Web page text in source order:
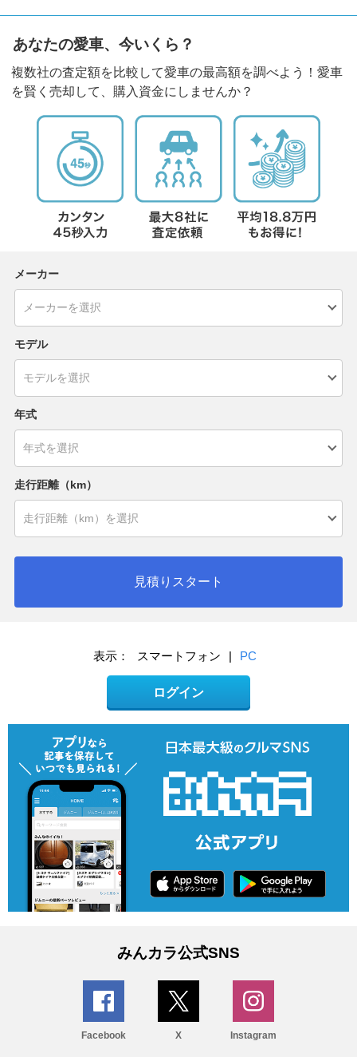
あなたの愛車、今いくら？
複数社の査定額を比較して愛車の最高額を調べよう！愛車
を賢く売却して、購入資金にしませんか？
メーカー
モデル
年式
走行距離（km）
見積りスタート
表示： スマートフォン | PC
ログイン
みんカラ公式SNS
Facebook X Instagram